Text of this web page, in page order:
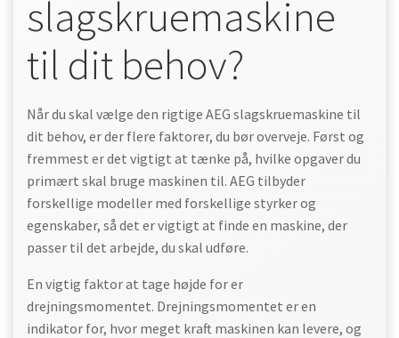
slagskruemaskine
til dit behov?
Når du skal vælge den rigtige AEG slagskruemaskine til
dit behov, er der flere faktorer, du bør overveje. Først og
fremmest er det vigtigt at tænke på, hvilke opgaver du
primært skal bruge maskinen til. AEG tilbyder
forskellige modeller med forskellige styrker og
egenskaber, så det er vigtigt at finde en maskine, der
passer til det arbejde, du skal udføre.
En vigtig faktor at tage højde for er
drejningsmomentet. Drejningsmomentet er en
indikator for, hvor meget kraft maskinen kan levere, og